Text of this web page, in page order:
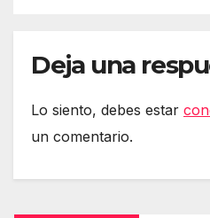
Deja una
Lo siento, debes estar
un comentario.